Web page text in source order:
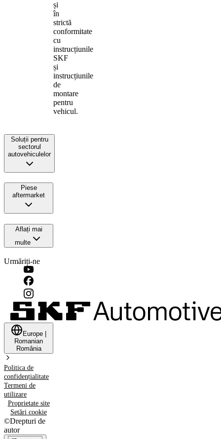
și
în
strictă
conformitate
cu
instrucțiunile
SKF
și
instrucțiunile
de
montare
pentru
vehicul.
Soluții pentru
sectorul
autovehiculelor
Piese
aftermarket
Aflați mai
multe
Urmăriți-ne
Europe
Romanian
România
Politica de
confidențialitate
Termeni de
utilizare
Proprietate site
Setări cookie
©Drepturi de
autor